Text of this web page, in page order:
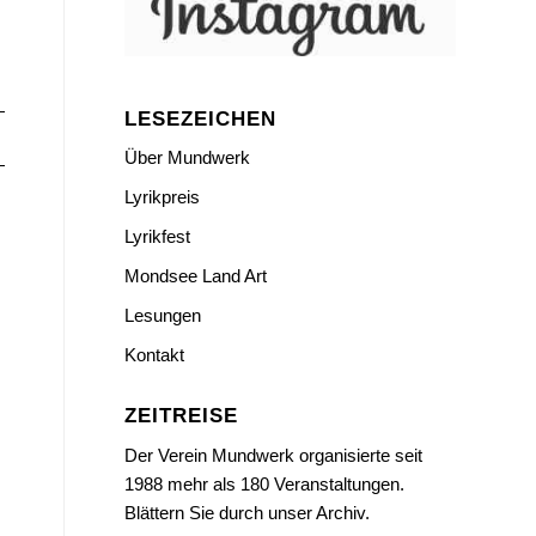
LESEZEICHEN
Über Mundwerk
Lyrikpreis
Lyrikfest
Mondsee Land Art
Lesungen
Kontakt
ZEITREISE
Der Verein Mundwerk organisierte seit
1988 mehr als 180 Veranstaltungen.
Blättern Sie durch unser Archiv.